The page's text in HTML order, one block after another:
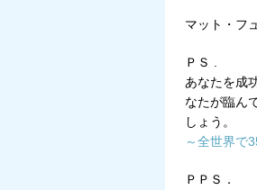
マット・フ
ＰＳ .
あなたを成
なたが臨ん
しょう。
～全世界で
ＰＰＳ．